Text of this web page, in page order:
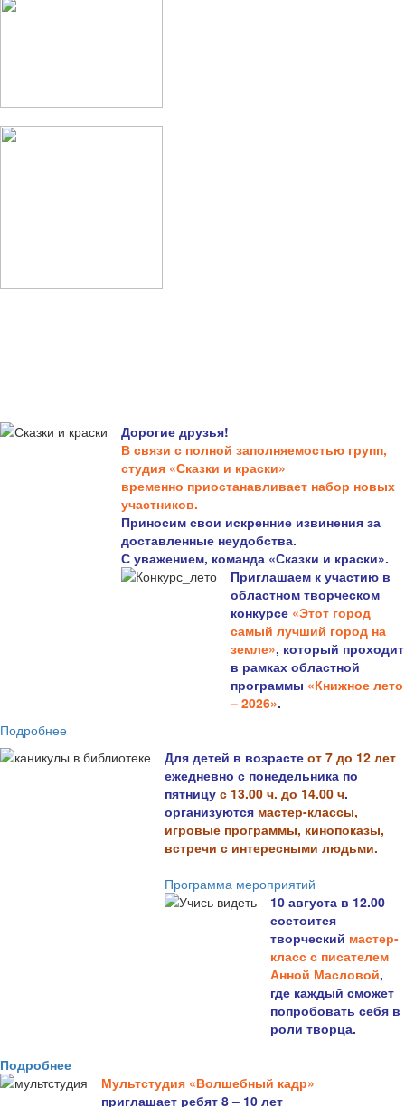
Дорогие друзья!
В связи с полной заполняемостью групп,
студия «Сказки и краски»
временно приостанавливает набор новых
участников.
Приносим свои искренние извинения за
доставленные неудобства.
С уважением, команда «Сказки и краски».
Приглашаем к участию в
областном творческом
конкурсе «Этот город
самый лучший город на
земле», который проходит
в рамках областной
программы «Книжное лето
– 2026».
Подробнее
Для детей в возрасте от 7 до 12 лет
ежедневно с понедельника по
пятницу с 13.00 ч. до 14.00 ч.
организуются мастер-классы,
игровые программы, кинопоказы,
встречи с интересными людьми.
Программа мероприятий
10 августа в 12.00
состоится
творческий мастер-
класс с писателем
Анной Масловой,
где каждый сможет
попробовать себя в
роли творца.
Подробнее
Мультстудия «Волшебный кадр»
приглашает ребят 8 – 10 лет